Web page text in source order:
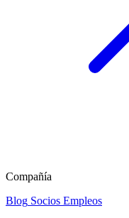
Compañía
Blog Socios Empleos